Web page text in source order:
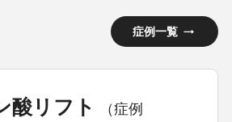
症例一覧
酸リフト
（症例